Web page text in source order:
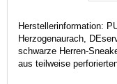
Herstellerinformation:
Herzogenaurach,
schwarze Herren-
aus teilweise